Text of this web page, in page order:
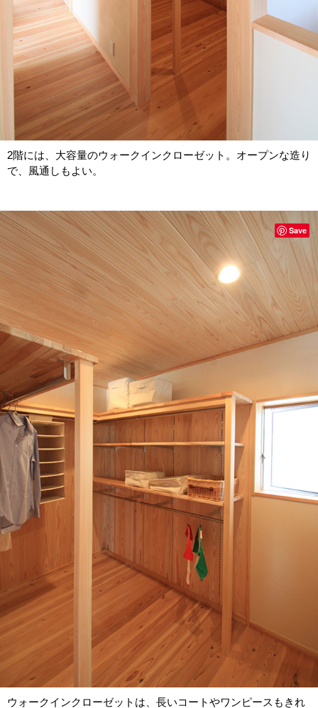
2階には、大容量のウォークインクローゼット。オープンな造り
で、風通しもよい。
ウォークインクローゼットは、長いコートやワンピースもきれ
Save